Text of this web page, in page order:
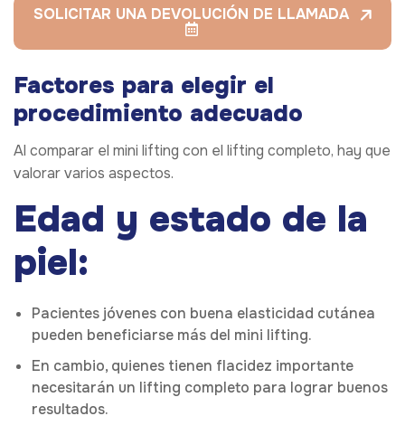
SOLICITAR UNA DEVOLUCIÓN DE LLAMADA
Factores para elegir el
procedimiento adecuado
Al comparar el mini lifting con el lifting completo, hay que
valorar varios aspectos.
Edad y estado de la
piel:
Pacientes jóvenes con buena elasticidad cutánea
pueden beneficiarse más del mini lifting.
En cambio, quienes tienen flacidez importante
necesitarán un lifting completo para lograr buenos
resultados.